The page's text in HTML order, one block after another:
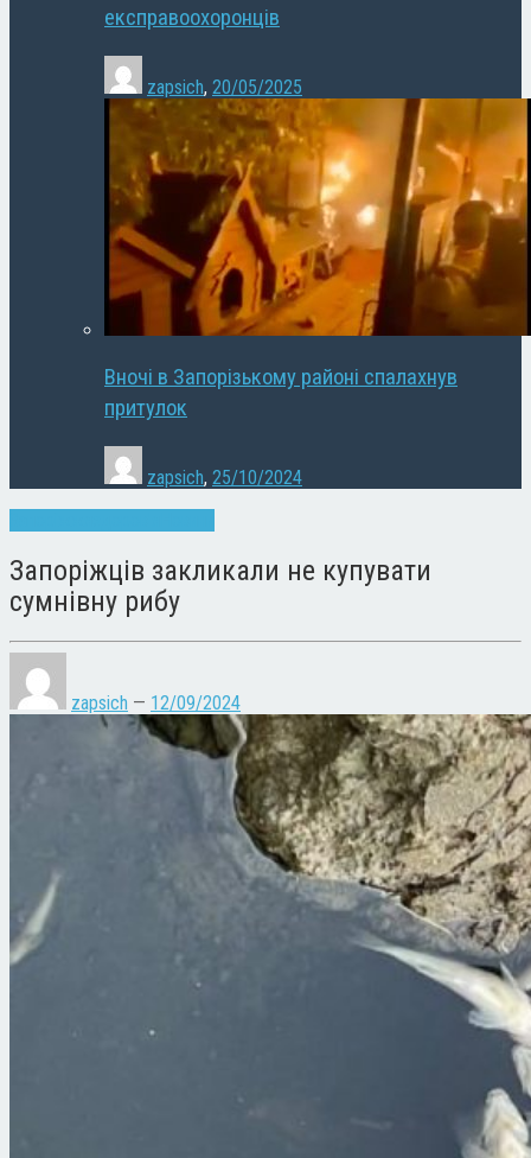
експравоохоронців
zapsich, 20/05/2025
Вночі в Запорізькому районі спалахнув
притулок
zapsich, 25/10/2024
Запоріжців закликали не купувати
сумнівну рибу
zapsich — 12/09/2024